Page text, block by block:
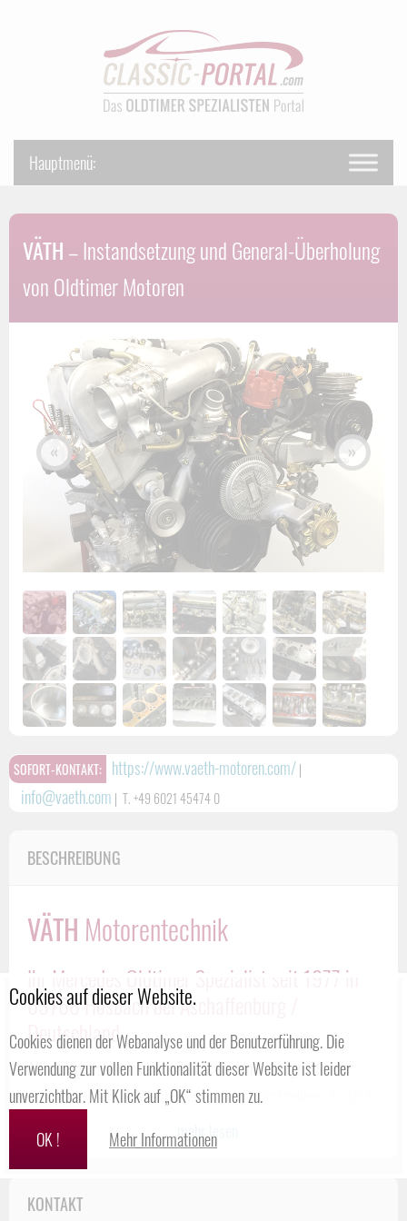
Cookies auf dieser Website.
Cookies dienen der Webanalyse und der Benutzerführung. Die
Verwendung zur vollen Funktionalität dieser Website ist leider
unverzichtbar. Mit Klick auf „OK“ stimmen zu.
OK !
Mehr Informationen
VÄTH– Instandsetzung und General-Überholung
von Oldtimer Motoren
« »
SOFORT-KONTAKT: https://www.vaeth-motoren.com/|
info@vaeth.com | T. +49 6021 45474 0
BESCHREIBUNG
VÄTH Motorentechnik
Ihr Mercedes Oldtimer Spezialist seit 1977 in
63768 Hösbach bei Aschaffenburg /
Deutschland
Alle Spezialisten des Väth-Teams sind in der Lage, alle
Aufgaben eines KFZ-Mechanikers bzw. Mechatronikers fachlich
vieler unserer Mitarbeiter – mit mehr als 20 Jahren
Qualität der Arbeiten bei.
...mehr lesen
KONTAKT